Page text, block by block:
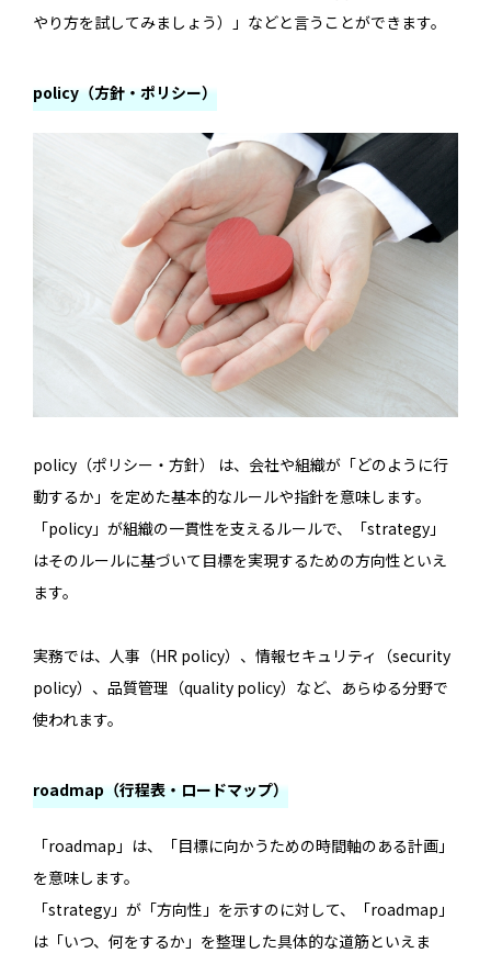
やり方を試してみましょう）」などと言うことができます。
policy（方針・ポリシー）
policy（ポリシー・方針） は、会社や組織が「どのように行
動するか」を定めた基本的なルールや指針を意味します。
「policy」が組織の一貫性を支えるルールで、「strategy」
はそのルールに基づいて目標を実現するための方向性といえ
ます。
実務では、人事（HR policy）、情報セキュリティ（security
policy）、品質管理（quality policy）など、あらゆる分野で
使われます。
roadmap（行程表・ロードマップ）
「roadmap」は、「目標に向かうための時間軸のある計画」
を意味します。
「strategy」が「方向性」を示すのに対して、「roadmap」
は「いつ、何をするか」を整理した具体的な道筋といえま